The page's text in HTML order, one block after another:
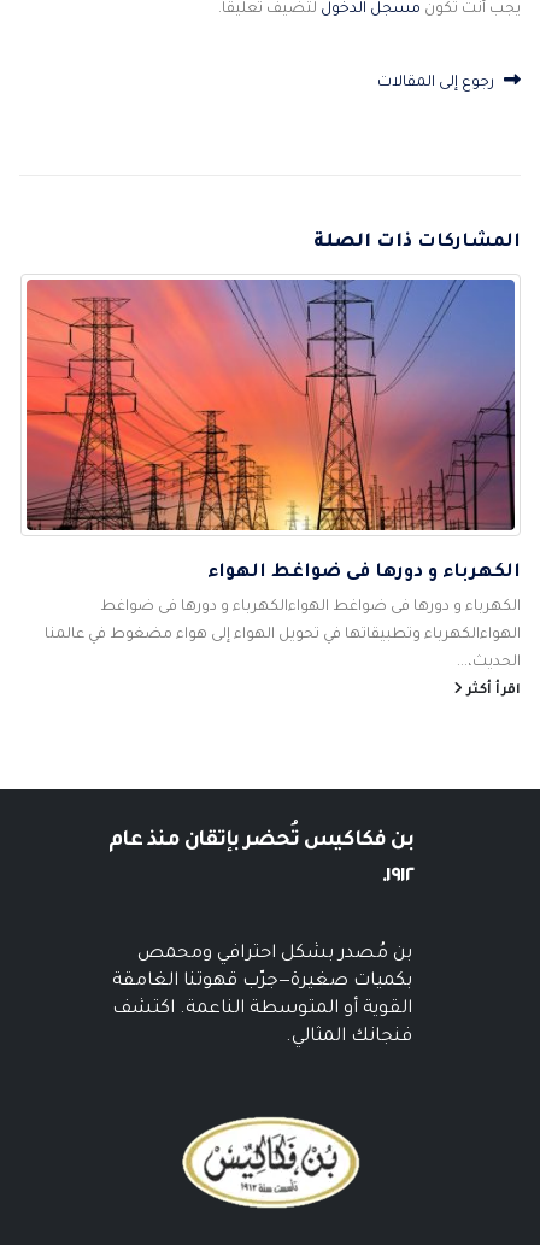
يجب أنت تكون مسجل الدخول لتضيف تعليقاً.
رجوع إلى المقالات
المشاركات ذات الصلة
الكهرباء و دورها فى ضواغط الهواء
الكهرباء و دورها فى ضواغط الهواءالكهرباء و دورها فى ضواغط
الهواءالكهرباء وتطبيقاتها في تحويل الهواء إلى هواء مضغوط في عالمنا
الحديث،...
اقرأ أكثر
بن فكاكيستُحضر بإتقان منذ عام
١٩١٢.
بن مُصدر بشكل احترافي ومحمص
بكميات صغيرة—جرّب قهوتنا الغامقة
القوية أو المتوسطة الناعمة. اكتشف
فنجانك المثالي.